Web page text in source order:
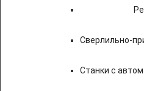
Сверлильно-
Станки с